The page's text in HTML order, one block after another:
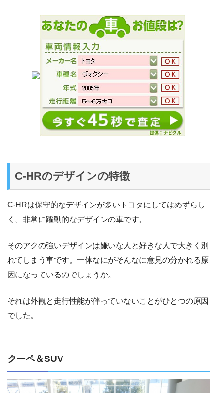
C-HRのデザインの特徴
C-HRは保守的なデザインが多いトヨタにしてはめずらし
く、非常に躍動的なデザインの車です。
そのアクの強いデザインは嫌いな人と好きな人で大きく別
れてしまう車です。一体なにがそんなに意見の分かれる原
因になっているのでしょうか。
それは外観と走行性能が伴っていないことがひとつの原因
でした。
クーペ＆SUV